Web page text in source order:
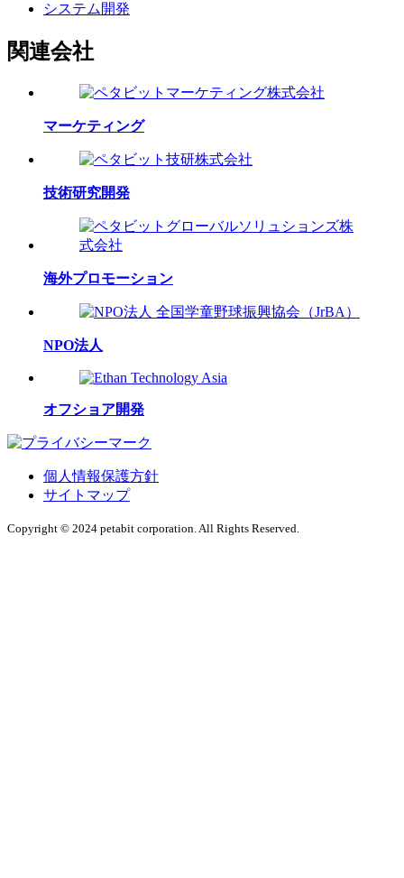
システム開発
関連会社
マーケティング
技術研究開発
海外プロモーション
NPO法人
オフショア開発
個人情報保護方針
サイトマップ
Copyright © 2024 petabit corporation. All Rights Reserved.